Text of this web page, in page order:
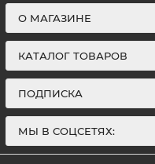
О МАГАЗИНЕ
КАТАЛОГ ТОВАРОВ
ПОДПИСКА
МЫ В СОЦСЕТЯХ: